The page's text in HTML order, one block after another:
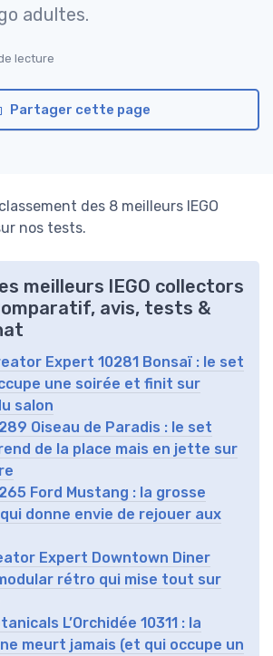
adultes.
lecture
Partager cette page
des 8 meilleurs lEGO
nos tests.
meilleurs lEGO collectors
avis, tests &
Expert 10281 Bonsaï : le set
une soirée et finit sur
salon
Oiseau de Paradis : le set
de la place mais en jette sur
Ford Mustang : la grosse
donne envie de rejouer aux
Expert Downtown Diner
rétro qui mise tout sur
L’Orchidée 10311 : la
meurt jamais (et qui occupe un